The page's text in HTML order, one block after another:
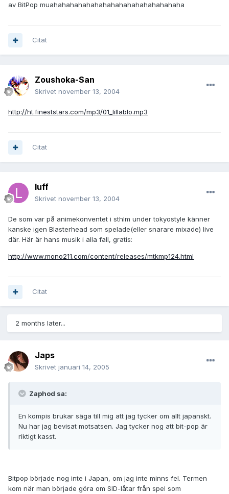
av BitPop muahahahahahahahahahahahahahahahaha
Citat
Zoushoka-San
Skrivet november 13, 2004
http://ht.fineststars.com/mp3/01_lillablo.mp3
Citat
luff
Skrivet november 13, 2004
De som var på animekonventet i sthlm under tokyostyle känner
kanske igen Blasterhead som spelade(eller snarare mixade) live
där. Här är hans musik i alla fall, gratis:
http://www.mono211.com/content/releases/mtkmp124.html
Citat
2 months later...
Japs
Skrivet januari 14, 2005
Zaphod sa:
En kompis brukar säga till mig att jag tycker om allt japanskt.
Nu har jag bevisat motsatsen. Jag tycker nog att bit-pop är
riktigt kasst.
Bitpop började nog inte i Japan, om jag inte minns fel. Termen
kom när man började göra om SID-låtar från spel som